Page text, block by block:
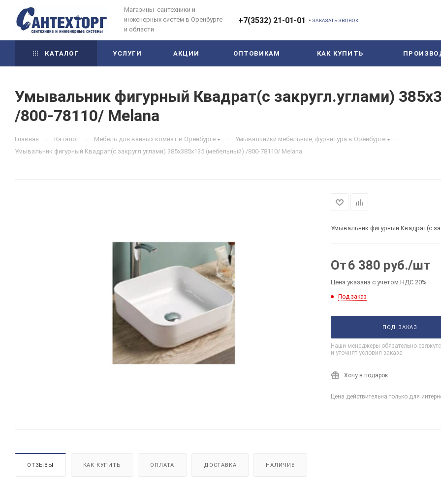
Магазины сантехники и
инженерных систем в Оренбурге
и области
+7(3532) 21-01-01 ЗАКАЗАТЬ ЗВОНОК
КАТАЛОГ УСЛУГИ АКЦИИ ОПТОВИКАМ КАК КУПИТЬ
Умывальник фигурный Квадрат(с закругл.углами)
/800-78110/ Melana
Главная — Каталог — Мебель для ванных комнат в Оренбурге — Умывальники мебельные, фурнитура в Оренбурге —
Умывальник фигурный Квадрат(с закругл.углами) 385х385х135 (мебельный) /800-78110/ Melana
Умывальник фигурный Квадрат(с
От6 380 руб./шт
Цена указана с учетом НДС 20%
Под заказ
ПОД ЗАКАЗ
Наши менеджеры обязательно
и уточнят условия заказа
Хочу в подарок
Цена действительна только для
ОТЗЫВЫ КАК КУПИТЬ ОПЛАТА ДОСТАВКА НАЛИЧИЕ